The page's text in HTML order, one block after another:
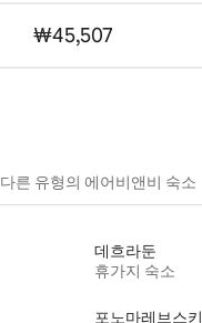
₩45,507
다른 유형의 에어비앤비 숙소
데흐라둔
휴가지 숙소
포노마레브스키